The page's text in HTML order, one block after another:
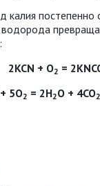
калия постепенно
2KCN + О2 =
5О2 = 2Н2О + 4СО2
К ЗАДАНИЯМ